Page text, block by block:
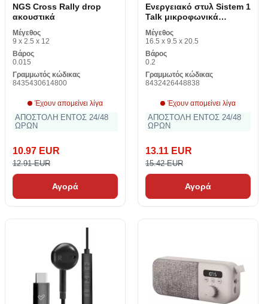
NGS Cross Rally drop
ακουστικά
Μέγεθος
9 x 2.5 x 12
Βάρος
0.015
Γραμμωτός κώδικας
8435430614800
Έχουν απομείνει λίγα
ΑΠΟΣΤΟΛΗ ΕΝΤΟΣ 24/48
ΩΡΩΝ
10.97 EUR
12.91 EUR
Αγορά
Ενεργειακό στυλ Sistem 1
Talk μικροφωνικά
ακουστικά
Μέγεθος
16.5 x 9.5 x 20.5
Βάρος
0.2
Γραμμωτός κώδικας
8432426448838
Έχουν απομείνει λίγα
ΑΠΟΣΤΟΛΗ ΕΝΤΟΣ 24/48
ΩΡΩΝ
13.11 EUR
15.42 EUR
Αγορά